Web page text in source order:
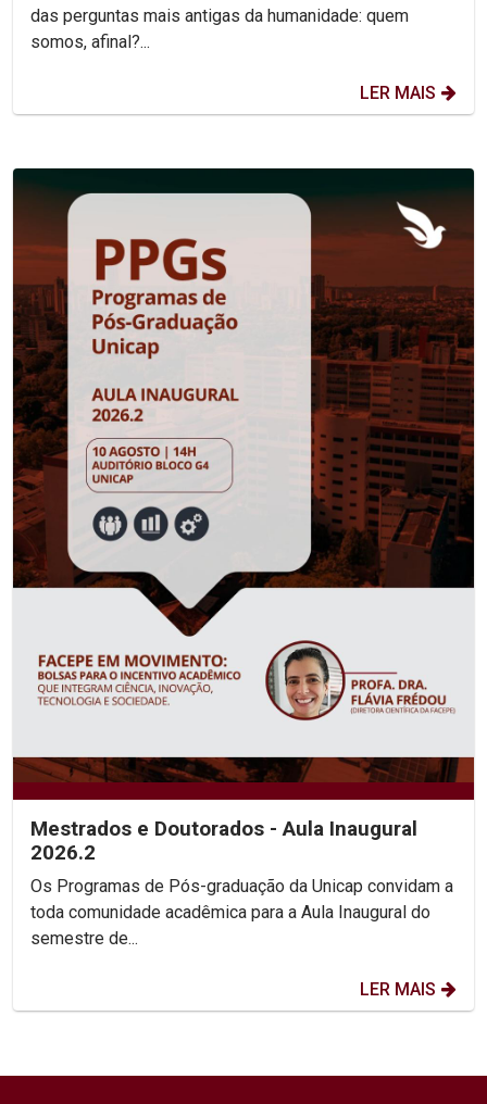
das perguntas mais antigas da humanidade: quem
somos, afinal?...
LER MAIS
Mestrados e Doutorados - Aula Inaugural
2026.2
Os Programas de Pós-graduação da Unicap convidam a
toda comunidade acadêmica para a Aula Inaugural do
semestre de...
LER MAIS